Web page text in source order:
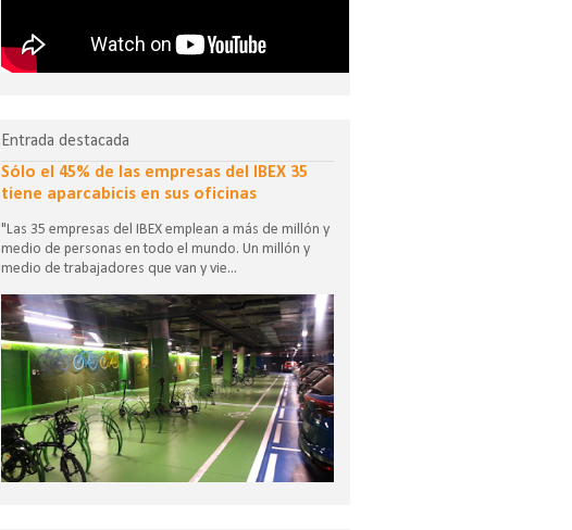
Entrada destacada
Sólo el 45% de las empresas del IBEX 35
tiene aparcabicis en sus oficinas
"Las 35 empresas del IBEX emplean a más de millón y
medio de personas en todo el mundo. Un millón y
medio de trabajadores que van y vie...